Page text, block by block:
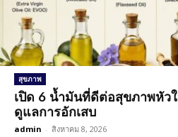
สุขภาพ
เปิด 6 น้ำมันที่ดีต่อสุขภาพหัว
ดูแลการอักเสบ
admin - สิงหาคม 8, 2026